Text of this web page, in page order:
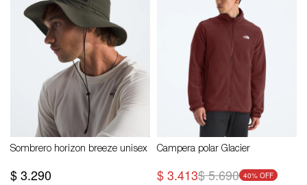
Sombrero horizon breeze unisex
$3.290
Campera polar Glacier
$3.413$5.690 40